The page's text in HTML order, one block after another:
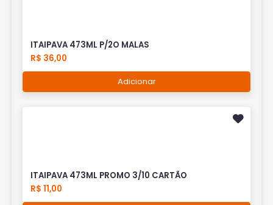
ITAIPAVA 473ML P/2O MALAS
R$ 36,00
Adicionar
ITAIPAVA 473ML PROMO 3/10 CARTÃO
R$ 11,00